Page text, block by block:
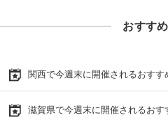
おすす
関西で今週末に開催されるおすす
滋賀県で今週末に開催されるおす